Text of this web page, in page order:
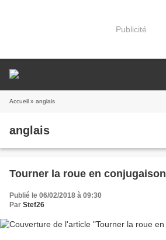
Publicité
Accueil » anglais
anglais
Tourner la roue en conjugaison
Publié le 06/02/2018 à 09:30
Par Stef26